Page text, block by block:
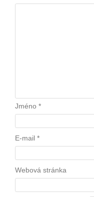
Jméno *
E-mail *
Webová stránka